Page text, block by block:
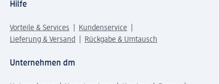
Hilfe
Vorteile & Services
Kundenservice
Lieferung & Versand
Rückgabe & Umtausch
Unternehmen dm